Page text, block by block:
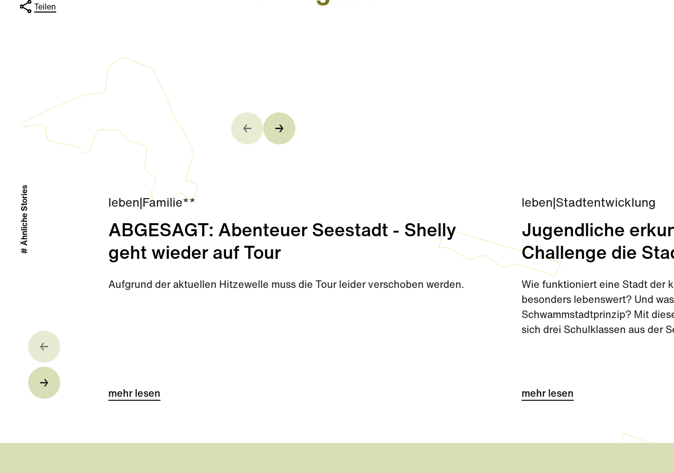
Teilen
leben Familie**
ABGESAGT: Abenteuer Seestadt - Shelly
geht wieder auf Tour
Aufgrund der aktuellen Hitzewelle muss die Tour leider verschoben werden.
mehr lesen
leben Stadtentwicklung
Jugendliche
Challenge die
Wie funktioniert eine Stadt der
besonders lebenswert? Und
Schwammstadtprinzip? Mit
sich drei Schulklassen aus der
mehr lesen
# Ähnliche Stories